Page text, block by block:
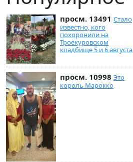
просм. 13491 Стало
известно, кого
похоронили на
Троекуровском
кладбище 5 и 6 августа
просм. 10998 Это
король Марокко